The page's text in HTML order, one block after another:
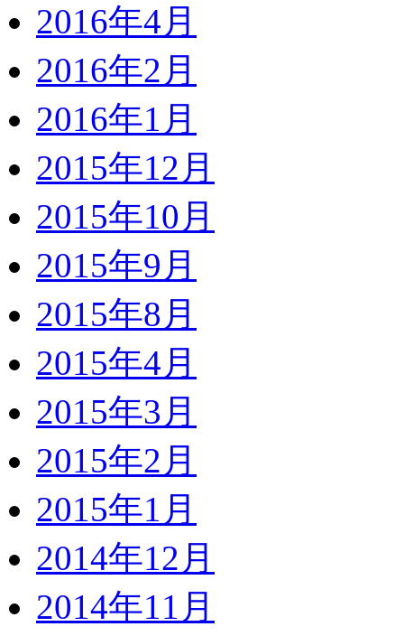
2016年4月
2016年2月
2016年1月
2015年12月
2015年10月
2015年9月
2015年8月
2015年4月
2015年3月
2015年2月
2015年1月
2014年12月
2014年11月